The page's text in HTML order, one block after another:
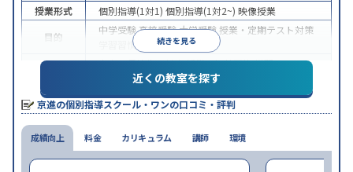
続きを見る
授業形式
個別指導(1対1) 個別指導(1対2~) 映像授業
目的
中学受験高校受験大学受験 授業・定期テスト対策
学習習慣の定着
中高一貫校生に対応授業の振替可能学習にPC・タ
ブレットを利用季節講習のみの受講可
※2024年6月調査。大学受験塾・予備校のアンケート調査方法を参照
近くの教室を探す
京進の個別指導スクール・ワンの口コミ・評判
成績向上 料金 カリキュラム 講師 環境